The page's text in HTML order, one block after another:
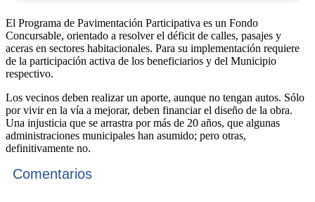
El Programa de Pavimentación Participativa es un Fondo
Concursable, orientado a resolver el déficit de calles, pasajes y
aceras en sectores habitacionales. Para su implementación requiere
de la participación activa de los beneficiarios y del Municipio
respectivo.
Los vecinos deben realizar un aporte, aunque no tengan autos. Sólo
por vivir en la vía a mejorar, deben financiar el diseño de la obra.
Una injusticia que se arrastra por más de 20 años, que algunas
administraciones municipales han asumido; pero otras,
definitivamente no.
Comentarios